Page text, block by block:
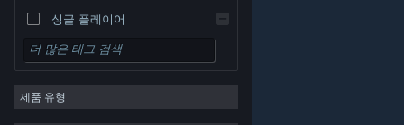
및 기타 국가에서 각각 해당 소유자의 재산입니다.개인정
보 처리방침|법적 고지|접근성|Steam 이용 약관|
환불 | 쿠키
싱글 플레이어
시뮬레이션
RPG
전략
제품 유형